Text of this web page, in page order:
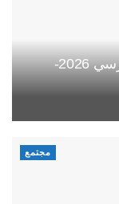
وزارة التربية تحسم موعد الدخول المدرسي 2026-
مجتمع